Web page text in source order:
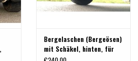
Bergelaschen (Bergeösen)
mit Schäkel, hinten, für
Volkswagen Transporter